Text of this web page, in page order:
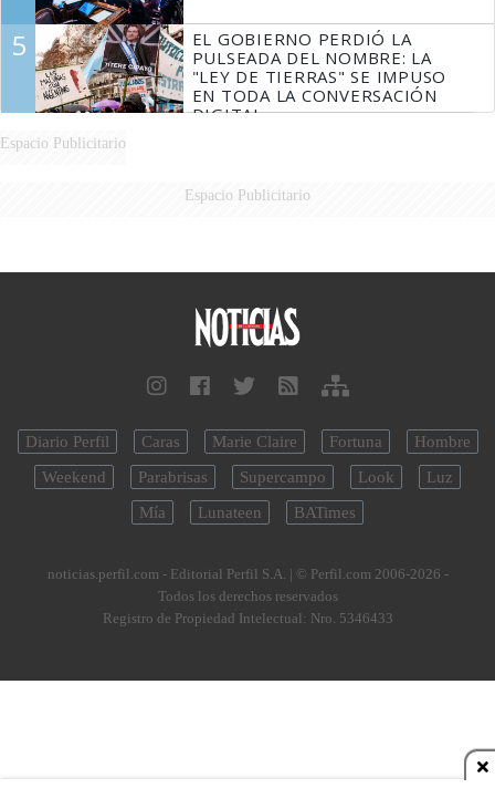
5
EL GOBIERNO PERDIÓ LA
PULSEADA DEL NOMBRE: LA
"LEY DE TIERRAS" SE IMPUSO
EN TODA LA CONVERSACIÓN
DIGITAL
Espacio Publicitario
Espacio Publicitario
Diario Perfil Caras Marie Claire Fortuna
Hombre
Weekend
Parabrisas Supercampo Look
Luz
Mía
Lunateen BATimes
noticias.perfil.com - Editorial Perfil S.A. | © Perfil.com 2006-2026 -
Todos los derechos reservados
Registro de Propiedad Intelectual: Nro. 5346433